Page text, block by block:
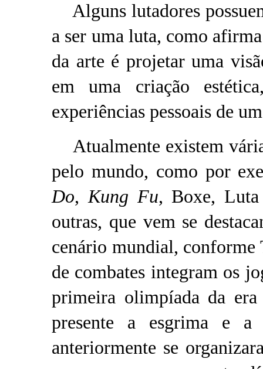
Alguns lutadores
a ser uma luta, como
da arte é projetar uma
em uma criação
experiências pessoais de
Atualmente existem
pelo mundo, como por
Do,Kung Fu, Boxe,
outras, que vem se
cenário mundial, conforme
de combates integram os
primeira olimpíada da
presente a esgrima e a
anteriormente se